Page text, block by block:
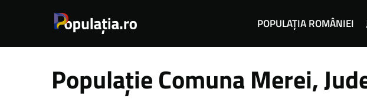
POPULAȚIA ROMÂNIEI
Populație Comuna Merei,